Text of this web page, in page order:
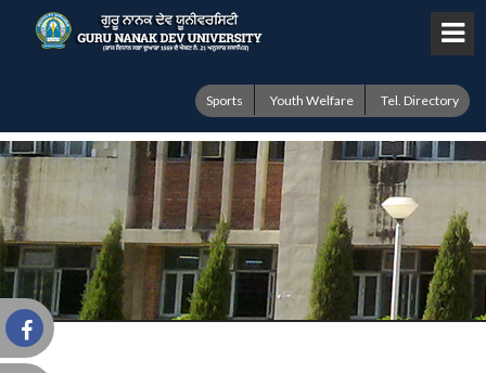
Sports Youth Welfare Tel. Directory